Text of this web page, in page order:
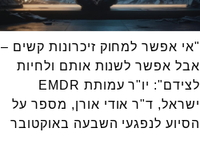
"אי אפשר למחוק זיכרונות קשים –
אבל אפשר לשנות אותם ולחיות
לצידם": יו"ר עמותת EMDR
ישראל, ד"ר אודי אורן, מספר על
הסיוע לנפגעי השבעה באוקטובר